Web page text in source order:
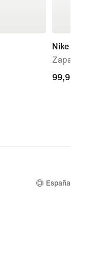
Nike Air
Zapatillas
99,99 €
99,99 €
España